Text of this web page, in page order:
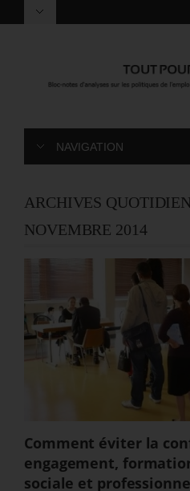
NAVIGATION
ARCHIVES
NOVEMBRE 2014
Comment éviter la
engagement,
sociale et